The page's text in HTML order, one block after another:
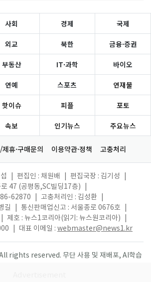
사회 경제 국제
외교 북한 금융·증권
부동산 IT·과학 바이오
연예 스포츠 연재물
핫이슈 피플 포토
속보 인기뉴스 주요뉴스
휴·구매문의 이용약관·정책 고충처리
편집인 : 채원배 편집국장 : 김기성
47 (공평동,SC빌딩17층)
62870
고충처리인 : 김성환
길
통신판매업신고 : 서울종로 0676호
제호 : 뉴스1코리아(읽기: 뉴스원코리아)
대표 이메일 : webmaster@news1.kr
rights reserved. 무단 사용 및 재배포, AI학습